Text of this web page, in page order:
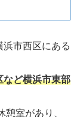
市西区にある
など横浜市東部
室があり、